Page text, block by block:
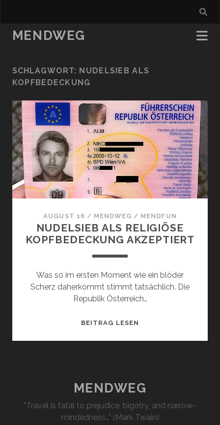
MENDWEG
SCHLAGWORT: NUDELSIEB ALS
KOPFBEDECKUNG
AUGUST 16 / MENDWEG / MENDFUN
NUDELSIEB ALS RELIGIÖSE
KOPFBEDECKUNG AKZEPTIERT
Was so im ersten Moment wie ein blöder
Scherz daherkommt stimmt tatsächlich. Die
Republik Österreich…
BEITRAG LESEN
MENDWEG
"Travel is fatal to prejudice, bigotry, and narrow-
mindedness…" (Mark Twain)